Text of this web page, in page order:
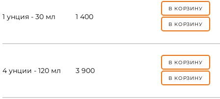
1 унция - 30 мл 1 400
В КОРЗИНУ
В КОРЗИНУ
4 унции - 120 мл 3 900
В КОРЗИНУ
В КОРЗИНУ